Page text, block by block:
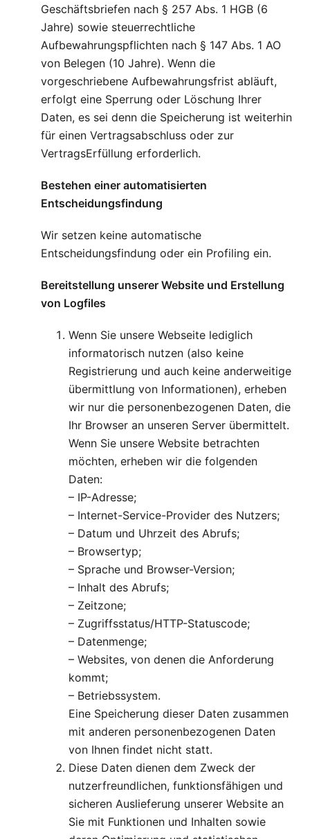
Geschäftsbriefen nach § 257 Abs. 1 HGB (6
Jahre) sowie steuerrechtliche
Aufbewahrungspflichten nach § 147 Abs. 1 AO
von Belegen (10 Jahre). Wenn die
vorgeschriebene Aufbewahrungsfrist abläuft,
erfolgt eine Sperrung oder Löschung Ihrer
Daten, es sei denn die Speicherung ist weiterhin
für einen Vertragsabschluss oder zur
VertragsErfüllung erforderlich.
Bestehen einer automatisierten
Entscheidungsfindung
Wir setzen keine automatische
Entscheidungsfindung oder ein Profiling ein.
Bereitstellung unserer Website und Erstellung
von Logfiles
Wenn Sie unsere Webseite lediglich
informatorisch nutzen (also keine
Registrierung und auch keine anderweitige
übermittlung von Informationen), erheben
wir nur die personenbezogenen Daten, die
Ihr Browser an unseren Server übermittelt.
Wenn Sie unsere Website betrachten
möchten, erheben wir die folgenden
Daten:
– IP-Adresse;
– Internet-Service-Provider des Nutzers;
– Datum und Uhrzeit des Abrufs;
– Browsertyp;
– Sprache und Browser-Version;
– Inhalt des Abrufs;
– Zeitzone;
– Zugriffsstatus/HTTP-Statuscode;
– Datenmenge;
– Websites, von denen die Anforderung
kommt;
– Betriebssystem.
Eine Speicherung dieser Daten zusammen
mit anderen personenbezogenen Daten
von Ihnen findet nicht statt.
Diese Daten dienen dem Zweck der
nutzerfreundlichen, funktionsfähigen und
sicheren Auslieferung unserer Website an
Sie mit Funktionen und Inhalten sowie